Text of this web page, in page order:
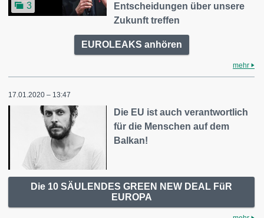
3
Entscheidungen über unsere
Zukunft treffen
EUROLEAKS anhören
mehr
17.01.2020 – 13:47
Die EU ist auch verantwortlich
für die Menschen auf dem
Balkan!
Die 10 SÄULENDES GREEN NEW DEAL FüR
EUROPA